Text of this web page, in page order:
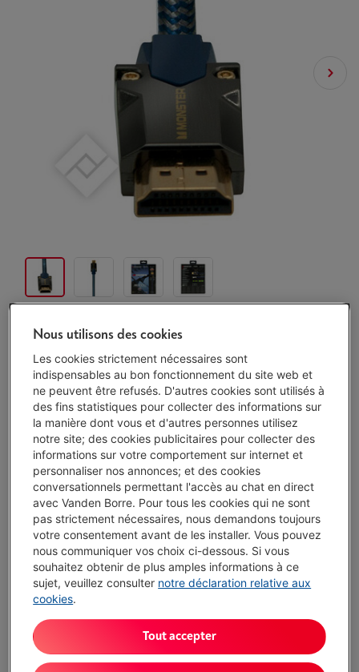
Livré demain-Voir le stock
€ 108,95
Oupayer par mois- Simulation
Attention, emprunter de l'argent coûte aussi de l'argent.
J'achète
Comparer
Atouts
Fréquence de rafraîchissement jusqu'à 120 Hz
Bande passante jusqu'à 48 Gbps
Résolution d'écran 8K
Afficher toutes les caractéristiques
Nous utilisons des cookies
Les cookies strictement nécessaires sont
indispensables au bon fonctionnement du site web et
ne peuvent être refusés. D'autres cookies sont utilisés à
des fins statistiques pour collecter des informations sur
la manière dont vous et d'autres personnes utilisez
notre site; des cookies publicitaires pour collecter des
informations sur votre comportement sur internet et
personnaliser nos annonces; et des cookies
conversationnels permettant l'accès au chat en direct
avec Vanden Borre. Pour tous les cookies qui ne sont
pas strictement nécessaires, nous demandons toujours
votre consentement avant de les installer. Vous pouvez
nous communiquer vos choix ci-dessous. Si vous
souhaitez obtenir de plus amples informations à ce
sujet, veuillez consulter notre déclaration relative aux
cookies.
Tout accepter